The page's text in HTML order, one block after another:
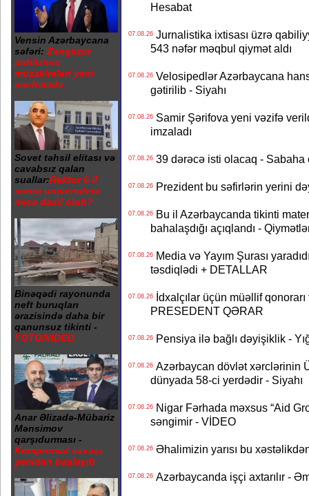
Vensin Azərbaycana
səfəri: Zəngəzur
dəhlizinin
müzakirələri yeni
mərhələdə
Sovet təhsil elitası və
cavabsız qalan
suallar:Rektor 6 il
sonra universitetə
necə daxil olub?
Binəqədi rayonunda
neft buruqları
ərazisində daha bir
qanunsuz tikinti -
FOTO/VİDEO
Anar Əlizadə-Mübariz
Mənsimov
qarşıdurması -
Kompromat savaşı
yenidən başlayıb
Hesabat
07.08.26Jurnalistika ixtisası üzrə
543 nəfər məqbul qiymət aldı
07.08.26Velosipedlər Azərbaycana
gətirilib - Siyahı
07.08.26Samir Şərifova yeni vəzifə
imzaladı
07.08.2639 dərəcə isti olacaq - Sabaha
07.08.26Prezident bu səfirlərin yerini
07.08.26Bu il Azərbaycanda tikinti
bahalaşdığı açıqlandı -
07.08.26Media və Yayım Şurası
təsdiqlədi + DETALLAR
07.08.26İdxalçılar üçün müəllif
PRESEDENT QƏRAR
07.08.26Pensiya ilə bağlı dəyişiklik -
07.08.26Azərbaycan dövlət xərclərinin
dünyada 58-ci yerdədir - Siyahı
07.08.26Nigar Fərhada məxsus “Aid
səngimir - VİDEO
07.08.26Əhalimizin yarısı bu
07.08.26Azərbaycanda işçi axtarılır -